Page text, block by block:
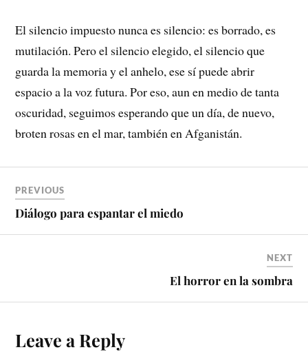
El silencio impuesto nunca es silencio: es borrado, es
mutilación. Pero el silencio elegido, el silencio que
guarda la memoria y el anhelo, ese sí puede abrir
espacio a la voz futura. Por eso, aun en medio de tanta
oscuridad, seguimos esperando que un día, de nuevo,
broten rosas en el mar, también en Afganistán.
PREVIOUS
Diálogo para espantar el miedo
NEXT
El horror en la sombra
Leave a Reply